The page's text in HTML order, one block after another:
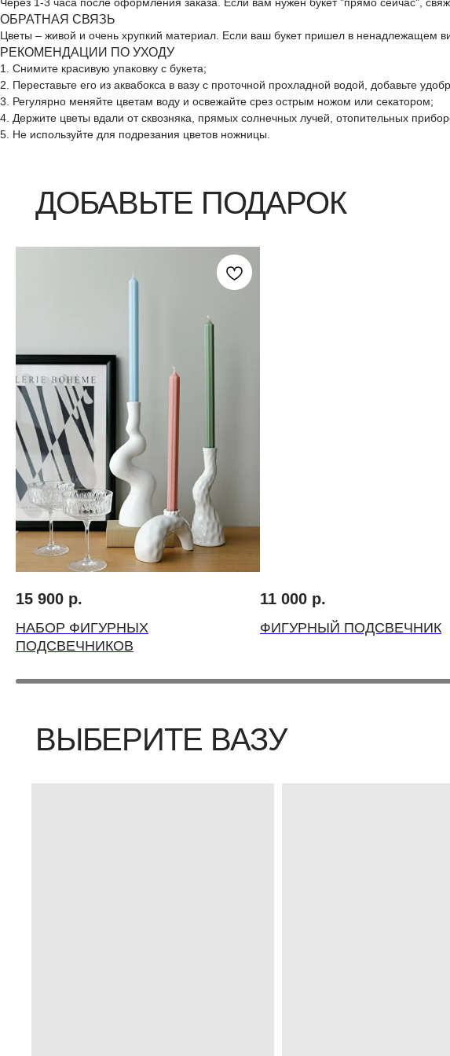
ОБРАТНАЯ СВЯЗЬ
Цветы – живой и очень хрупкий материал. Если ваш букет пришел в ненадлежащем
РЕКОМЕНДАЦИИ ПО УХОДУ
1. Снимите красивую упаковку с букета;
2. Переставьте его из аквабокса в вазу с проточной прохладной водой, добавьте
3. Регулярно меняйте цветам воду и освежайте срез острым ножом или секатором;
4. Держите цветы вдали от сквозняка, прямых солнечных лучей, отопительных
5. Не используйте для подрезания цветов ножницы.
ДОБАВЬТЕ ПОДАРОК
15 900 р.
НАБОР ФИГУРНЫХ
ПОДСВЕЧНИКОВ
11 000 р.
ФИГУРНЫЙ ПОДСВЕЧНИК
ВЫБЕРИТЕ ВАЗУ